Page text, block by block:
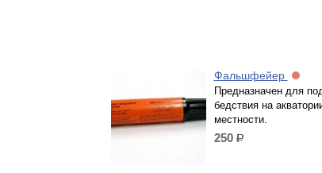
Фальшфейер
Предназначен для
бедствия на
местности.
250 р.